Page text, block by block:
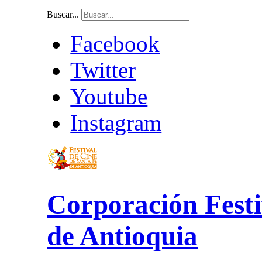
Buscar...
Facebook
Twitter
Youtube
Instagram
Corporación
de Antioquia